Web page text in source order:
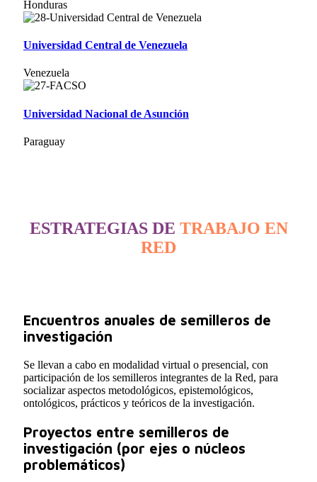
Honduras
Universidad Central de Venezuela
Venezuela
Universidad Nacional de Asunción
Paraguay
ESTRATEGIAS DE TRABAJO EN
RED
Encuentros anuales de semilleros de
investigación
Se llevan a cabo en modalidad virtual o presencial, con
participación de los semilleros integrantes de la Red, para
socializar aspectos metodológicos, epistemológicos,
ontológicos, prácticos y teóricos de la investigación.
Proyectos entre semilleros de
investigación (por ejes o núcleos
problemáticos)